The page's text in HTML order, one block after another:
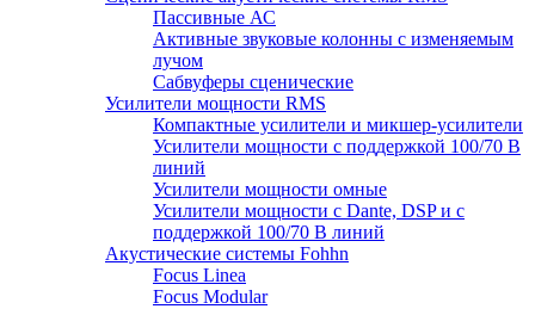
Пассивные АС
Активные звуковые колонны с изменяемым
лучом
Сабвуферы сценические
Усилители мощности RMS
Компактные усилители и микшер-усилители
Усилители мощности с поддержкой 100/70 В
линий
Усилители мощности омные
Усилители мощности с Dante, DSP и с
поддержкой 100/70 В линий
Акустические системы Fohhn
Focus Linea
Focus Modular